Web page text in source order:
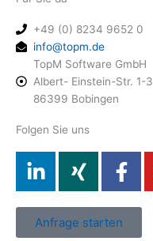
+49 (0) 8234 9652 0
info@topm.de
TopM Software GmbH
Albert- Einstein-Str. 1-3
86399 Bobingen
Folgen Sie uns
i
k
X
i
g
F
a
e
Anfrage starten